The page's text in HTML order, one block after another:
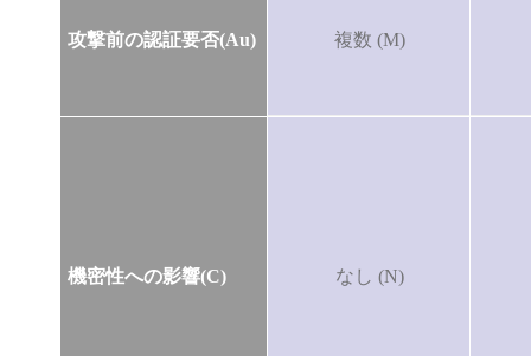
攻撃前の認証要否(Au) 複数 (M)
機密性への影響(C) なし (N)